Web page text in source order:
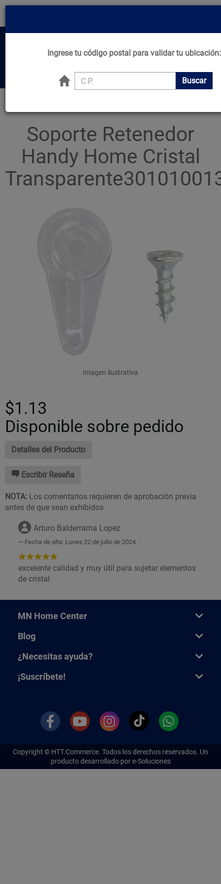
MN
Center
Buscar productos, marcas y ofertas...
Soporte Retenedor
Handy Home Cristal
Imagen ilustrativa
$1.13
Disponible sobre pedido
Detalles del Producto
Escribir Reseña
NOTA: Los comentarios requieren de aprobación previa
antes de que sean exhibidos.
Arturo Balderrama Lopez
Fecha de alta: Lunes 22 de julio de 2024
5
de
5
excelente calidad y muy útil para sujetar elementos
de cristal
MN Home Center
Blog
¿Necesitas ayuda?
¡Suscríbete!
Copyright © HTT.Commerce. Todos los derechos reservados. Un
producto desarrollado por e-Soluciones
Ingrese tu código postal para validar tu ubicación:
Buscar